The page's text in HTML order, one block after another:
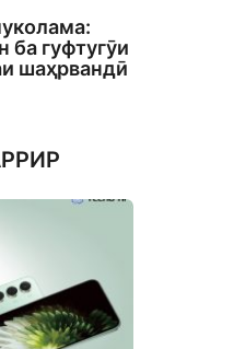
ба гуфтугӯи
шаҳрвандӣ